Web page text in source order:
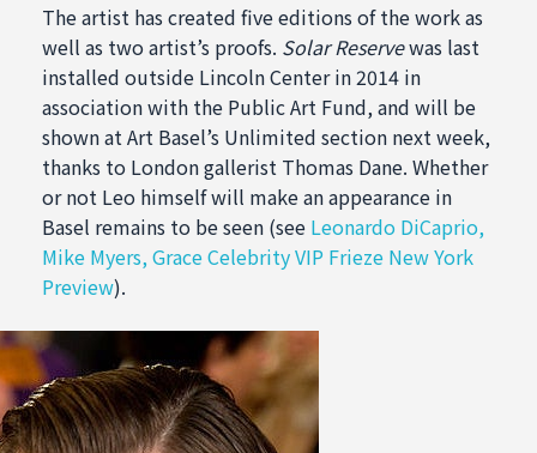
The artist has created five editions of the work as
well as two artist’s proofs. Solar Reservewas last
installed outside Lincoln Center in 2014 in
association with the Public Art Fund, and will be
shown at Art Basel’s Unlimited section next week,
thanks to London gallerist Thomas Dane. Whether
or not Leo himself will make an appearance in
Basel remains to be seen (see Leonardo DiCaprio,
Mike Myers, Grace Celebrity VIP Frieze New York
Preview).